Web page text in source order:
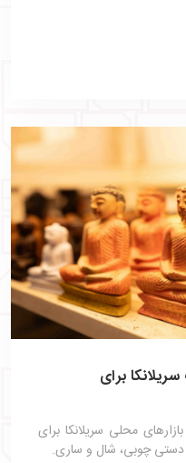
برای
محلی سریلانکا برای
دستی چوبی، شال و ساری.